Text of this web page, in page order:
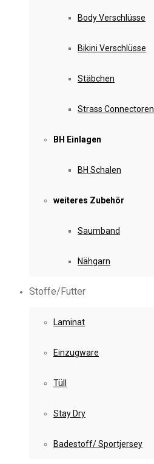
Body Verschlüsse
Bikini Verschlüsse
Stäbchen
Strass Connectoren
BH Einlagen
BH Schalen
weiteres Zubehör
Saumband
Nähgarn
Stoffe/Futter
Laminat
Einzugware
Tüll
Stay Dry
Badestoff/ Sportjersey